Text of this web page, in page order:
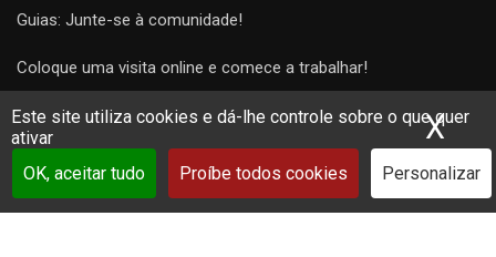
Este site utiliza cookies e dá-lhe controle sobre o que quer
ativar
OK, aceitar tudo
Proíbe todos cookies Personalizar
X
Guias: Junte-se à comunidade!
Coloque uma visita online e comece a trabalhar!